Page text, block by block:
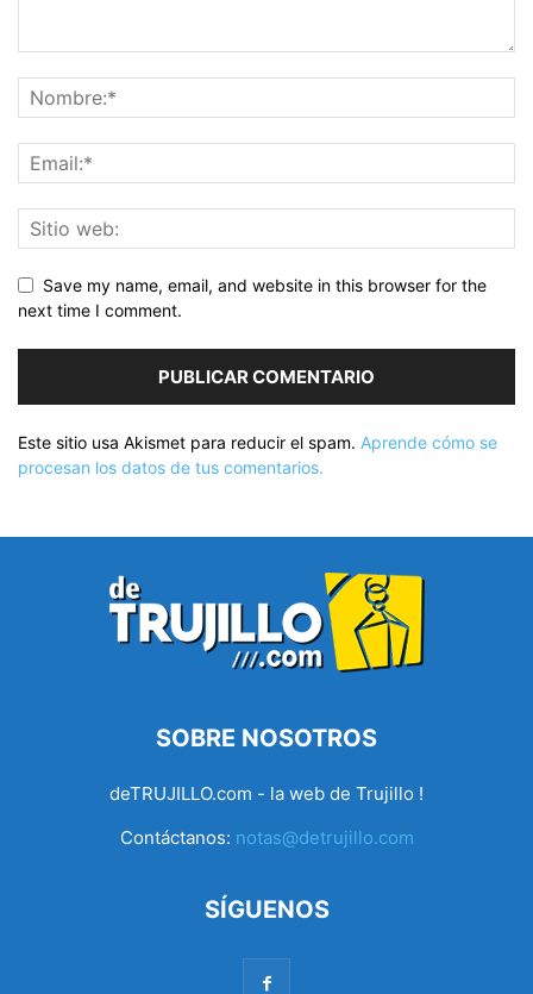
Save my name, email, and website in this browser for the
next time I comment.
Este sitio usa Akismet para reducir el spam. Aprende cómo se
procesan los datos de tus comentarios.
SOBRE NOSOTROS
deTRUJILLO.com - la web de Trujillo !
Contáctanos: notas@detrujillo.com
SÍGUENOS